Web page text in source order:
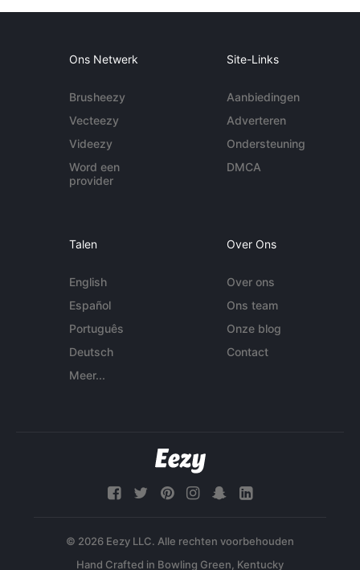
Ons Netwerk
Brusheezy
Vecteezy
Videezy
Word een
provider
Site-Links
Aanbiedingen
Adverteren
Ondersteuning
DMCA
Talen
English
Español
Português
Deutsch
Meer...
Over Ons
Over ons
Ons team
Onze blog
Contact
© 2026 Eezy LLC. Alle rechten voorbehouden